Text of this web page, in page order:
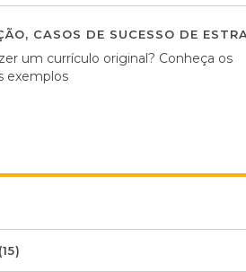
, CASOS DE SUCESSO DE
um currículo original? Conheça os
exemplos
(15)